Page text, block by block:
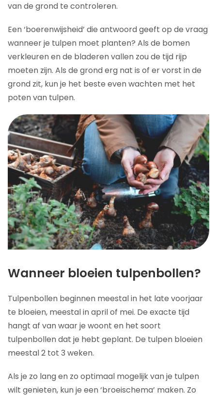
van de grond te controleren.
Een ‘boerenwijsheid’ die antwoord geeft op de vraag
wanneer je tulpen moet planten? Als de bomen
verkleuren en de bladeren vallen zou de tijd rijp
moeten zijn. Als de grond erg nat is of er vorst in de
grond zit, kun je het beste even wachten met het
poten van tulpen.
Wanneer bloeien tulpenbollen?
Tulpenbollen beginnen meestal in het late voorjaar
te bloeien, meestal in april of mei. De exacte tijd
hangt af van waar je woont en het soort
tulpenbollen dat je hebt geplant. De tulpen bloeien
meestal 2 tot 3 weken.
Als je zo lang en zo optimaal mogelijk van je tulpen
wilt genieten, kun je een ‘broeischema’ maken. Zo